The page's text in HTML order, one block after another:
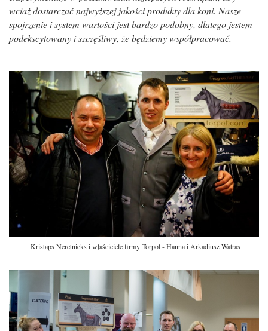
wciaż dostarczać najwyższej jakości produkty dla koni. Nasze
spojrzenie i system wartości jest bardzo podobny, dlatego jestem
podekscytowany i szczęśliwy, że będziemy współpracować.
Kristaps Neretnieks i właściciele firmy Torpol - Hanna i Arkadiusz Watras